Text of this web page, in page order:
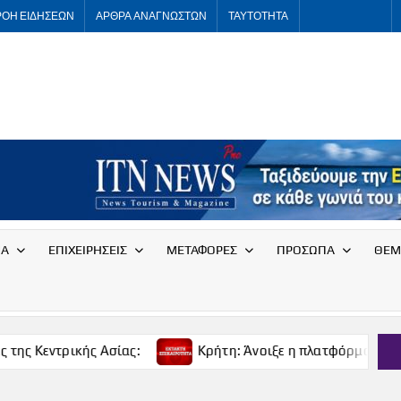
ΕΙΔΗΣΕΩΝ ΑΡΘΡΑ ΑΝΑΓΝΩΣΤΩΝ ΤΑΥΤΟΤΗΤΑ
News
ΕΠΙΧΕΙΡΗΣΕΙΣ ΜΕΤΑΦΟΡΕΣ ΠΡΟΣΩΠΑ
Κρήτη: Άνοιξε η πλατφόρμα για δωρεάν προσωρινή